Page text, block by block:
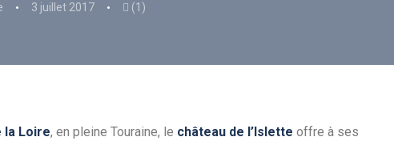
3 juillet 2017 (1)
la Loire, en pleine Touraine, le château de l’Islette offre à ses